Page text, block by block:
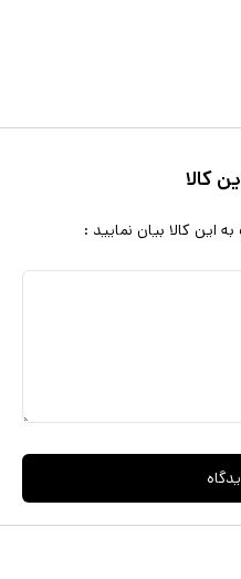
کالا
این کالا بیان نمایید :